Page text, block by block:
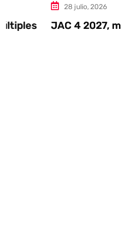
28 julio, 2026
JAC 4 2027, más